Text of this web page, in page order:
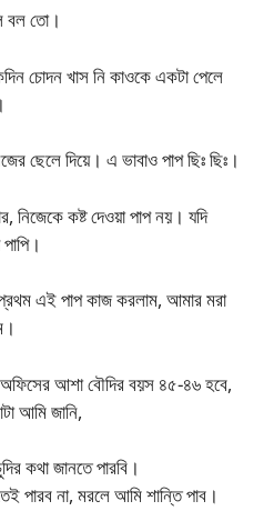
বল তো।
চোদন খাস নি কাওকে একটা পেলে
ছেলে দিয়ে। এ ভাবাও পাপ ছিঃ ছিঃ।
নিজেকে কষ্ট দেওয়া পাপ নয়। যদি
এই পাপ কাজ করলাম, আমার মরা
আশা বৌদির বয়স ৪৫-৪৬ হবে,
আমি জানি,
কথা জানতে পারবি।
পারব না, মরলে আমি শান্তি পাব।